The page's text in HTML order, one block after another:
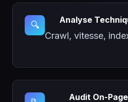
🔍 Analyse
Crawl, vitesse,
Audit On-Page